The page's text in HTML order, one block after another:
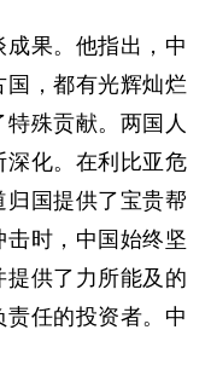
果。他指出，中
国，都有光辉灿烂
殊贡献。两国人
深化。在利比亚危
国提供了宝贵帮
击时，中国始终坚
供了力所能及的
任的投资者。中